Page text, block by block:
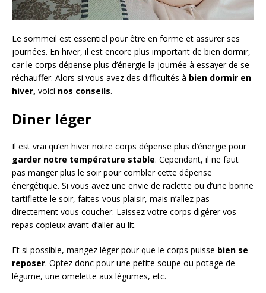
Le sommeil est essentiel pour être en forme et assurer ses
journées. En hiver, il est encore plus important de bien dormir,
car le corps dépense plus d’énergie la journée à essayer de se
réchauffer. Alors si vous avez des difficultés à bien dormir en
hiver, voici nos conseils.
Diner léger
Il est vrai qu’en hiver notre corps dépense plus d’énergie pour
garder notre température stable. Cependant, il ne faut
pas manger plus le soir pour combler cette dépense
énergétique. Si vous avez une envie de raclette ou d’une bonne
tartiflette le soir, faites-vous plaisir, mais n’allez pas
directement vous coucher. Laissez votre corps digérer vos
repas copieux avant d’aller au lit.
Et si possible, mangez léger pour que le corps puisse bien se
reposer. Optez donc pour une petite soupe ou potage de
légume, une omelette aux légumes, etc.